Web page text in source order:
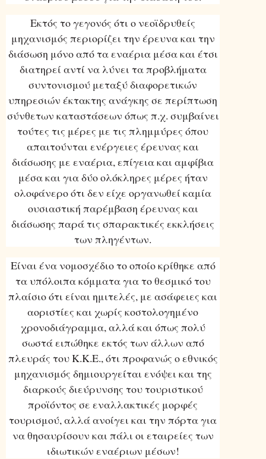
Εκτός το γεγονός ότι ο νεοϊδρυθείς
μηχανισμός περιορίζει την έρευνα και την
διάσωση μόνο από τα εναέρια μέσα και έτσι
διατηρεί αντί να λύνει τα προβλήματα
συντονισμού μεταξύ διαφορετικών
υπηρεσιών έκτακτης ανάγκης σε περίπτωση
σύνθετων καταστάσεων όπως π.χ. συμβαίνει
τούτες τις μέρες με τις πλημμύρες όπου
απαιτούνται ενέργειες έρευνας και
διάσωσης με εναέρια, επίγεια και αμφίβια
μέσα και για δύο ολόκληρες μέρες ήταν
ολοφάνερο ότι δεν είχε οργανωθεί καμία
ουσιαστική παρέμβαση έρευνας και
διάσωσης παρά τις σπαρακτικές εκκλήσεις
των πληγέντων.
Είναι ένα νομοσχέδιο το οποίο κρίθηκε από
τα υπόλοιπα κόμματα για το θεσμικό του
πλαίσιο ότι είναι ημιτελές, με ασάφειες και
αοριστίες και χωρίς κοστολογημένο
χρονοδιάγραμμα, αλλά και όπως πολύ
σωστά ειπώθηκε εκτός των άλλων από
πλευράς του Κ.Κ.Ε., ότι προφανώς ο εθνικός
μηχανισμός δημιουργείται ενόψει και της
διαρκούς διεύρυνσης του τουριστικού
προϊόντος σε εναλλακτικές μορφές
τουρισμού, αλλά ανοίγει και την πόρτα για
να θησαυρίσουν και πάλι οι εταιρείες των
ιδιωτικών εναέριων μέσων!